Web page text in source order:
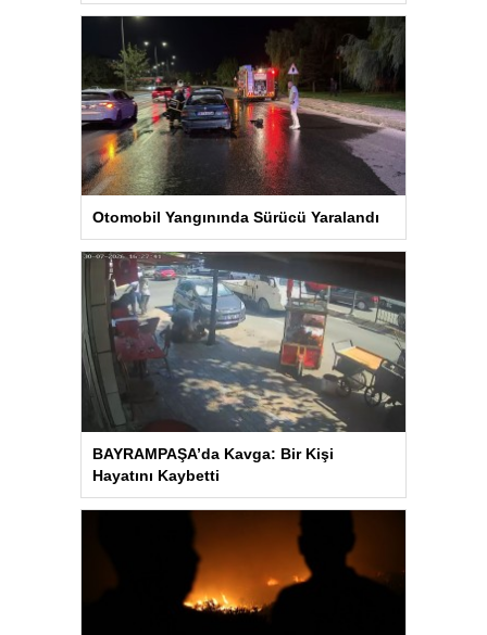
Otomobil Yangınında Sürücü Yaralandı
BAYRAMPAŞA’da Kavga: Bir Kişi
Hayatını Kaybetti